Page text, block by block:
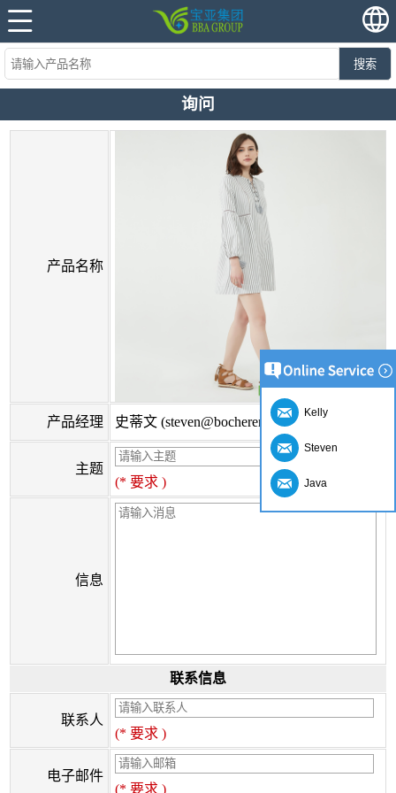
搜索
询问
产品名称
产品经理 史蒂文 (steven@bocherer.com)
主题
(* 要求 )
信息
联系信息
联系人
(* 要求 )
电子邮件
(* 要求 )
Kelly
Steven
Java